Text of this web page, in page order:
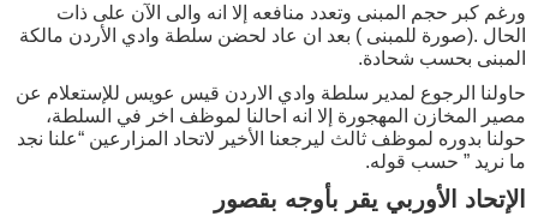
ورغم كبر حجم المبنى وتعدد منافعه إلا انه والى الآن على ذات
الحال .(صورة للمبنى ) بعد ان عاد لحضن سلطة وادي الأردن مالكة
المبنى بحسب شحادة.
حاولنا الرجوع لمدير سلطة وادي الاردن قيس عويس للإستعلام عن
مصير المخازن المهجورة إلا انه احالنا لموظف اخر في السلطة،
حولنا بدوره لموظف ثالث ليرجعنا الأخير لاتحاد المزارعين “علنا نجد
ما نريد ” حسب قوله.
الإتحاد الأوربي يقر بأوجه بقصور